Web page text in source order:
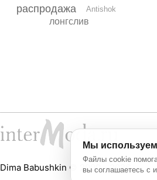
распродажа
лонгслив
Antishok
Dima Babushkin © 2000 - 2026
Мы
Файлы cookie
вы соглашаетесь с